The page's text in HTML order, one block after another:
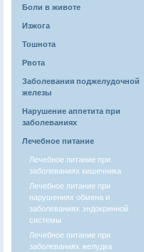
Боли в животе
Изжога
Тошнота
Рвота
Заболевания поджелудочной
железы
Нарушение аппетита при
заболеваниях
Лечебное питание
Лечебное питание при
заболеваниях кишечника
Лечебное питание при
нарушениях обмена и
заболеваниях эндокринной
системы
Лечебное питание при
заболеваниях желудка